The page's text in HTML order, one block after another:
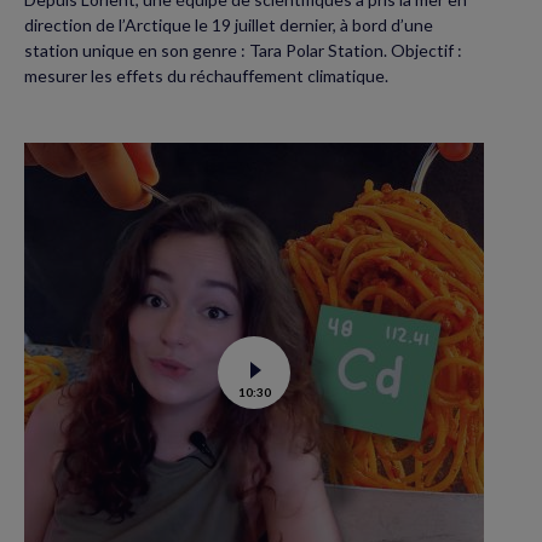
direction de l’Arctique le 19 juillet dernier, à bord d’une
station unique en son genre : Tara Polar Station. Objectif :
mesurer les effets du réchauffement climatique.
Voir
la
vidéo
Contamination
au
cadmium :
ce
savoir
10:30